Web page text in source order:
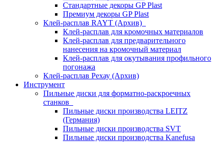
Стандартные декоры GP Plast
Премиум декоры GP Plast
Клей-расплав RAYT (Архив)
Клей-расплав для кромочных материалов
Клей-расплав для предварительного
нанесения на кромочный материал
Клей-расплав для окутывания профильного
погонажа
Клей-расплав Рехау (Архив)
Инструмент
Пильные диски для форматно-раскроечных
станков
Пильные диски производства LEITZ
(Германия)
Пильные диски производства SVT
Пильные диски производства Kanefusa